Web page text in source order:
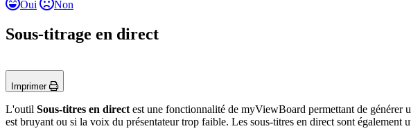
Oui Non
Sous-titrage en direct
Imprimer
L'outil Sous-titres en direct est une fonctionnalité de myViewBoard permettant de générer
est bruyant ou si la voix du présentateur trop faible. Les sous-titres en direct sont également